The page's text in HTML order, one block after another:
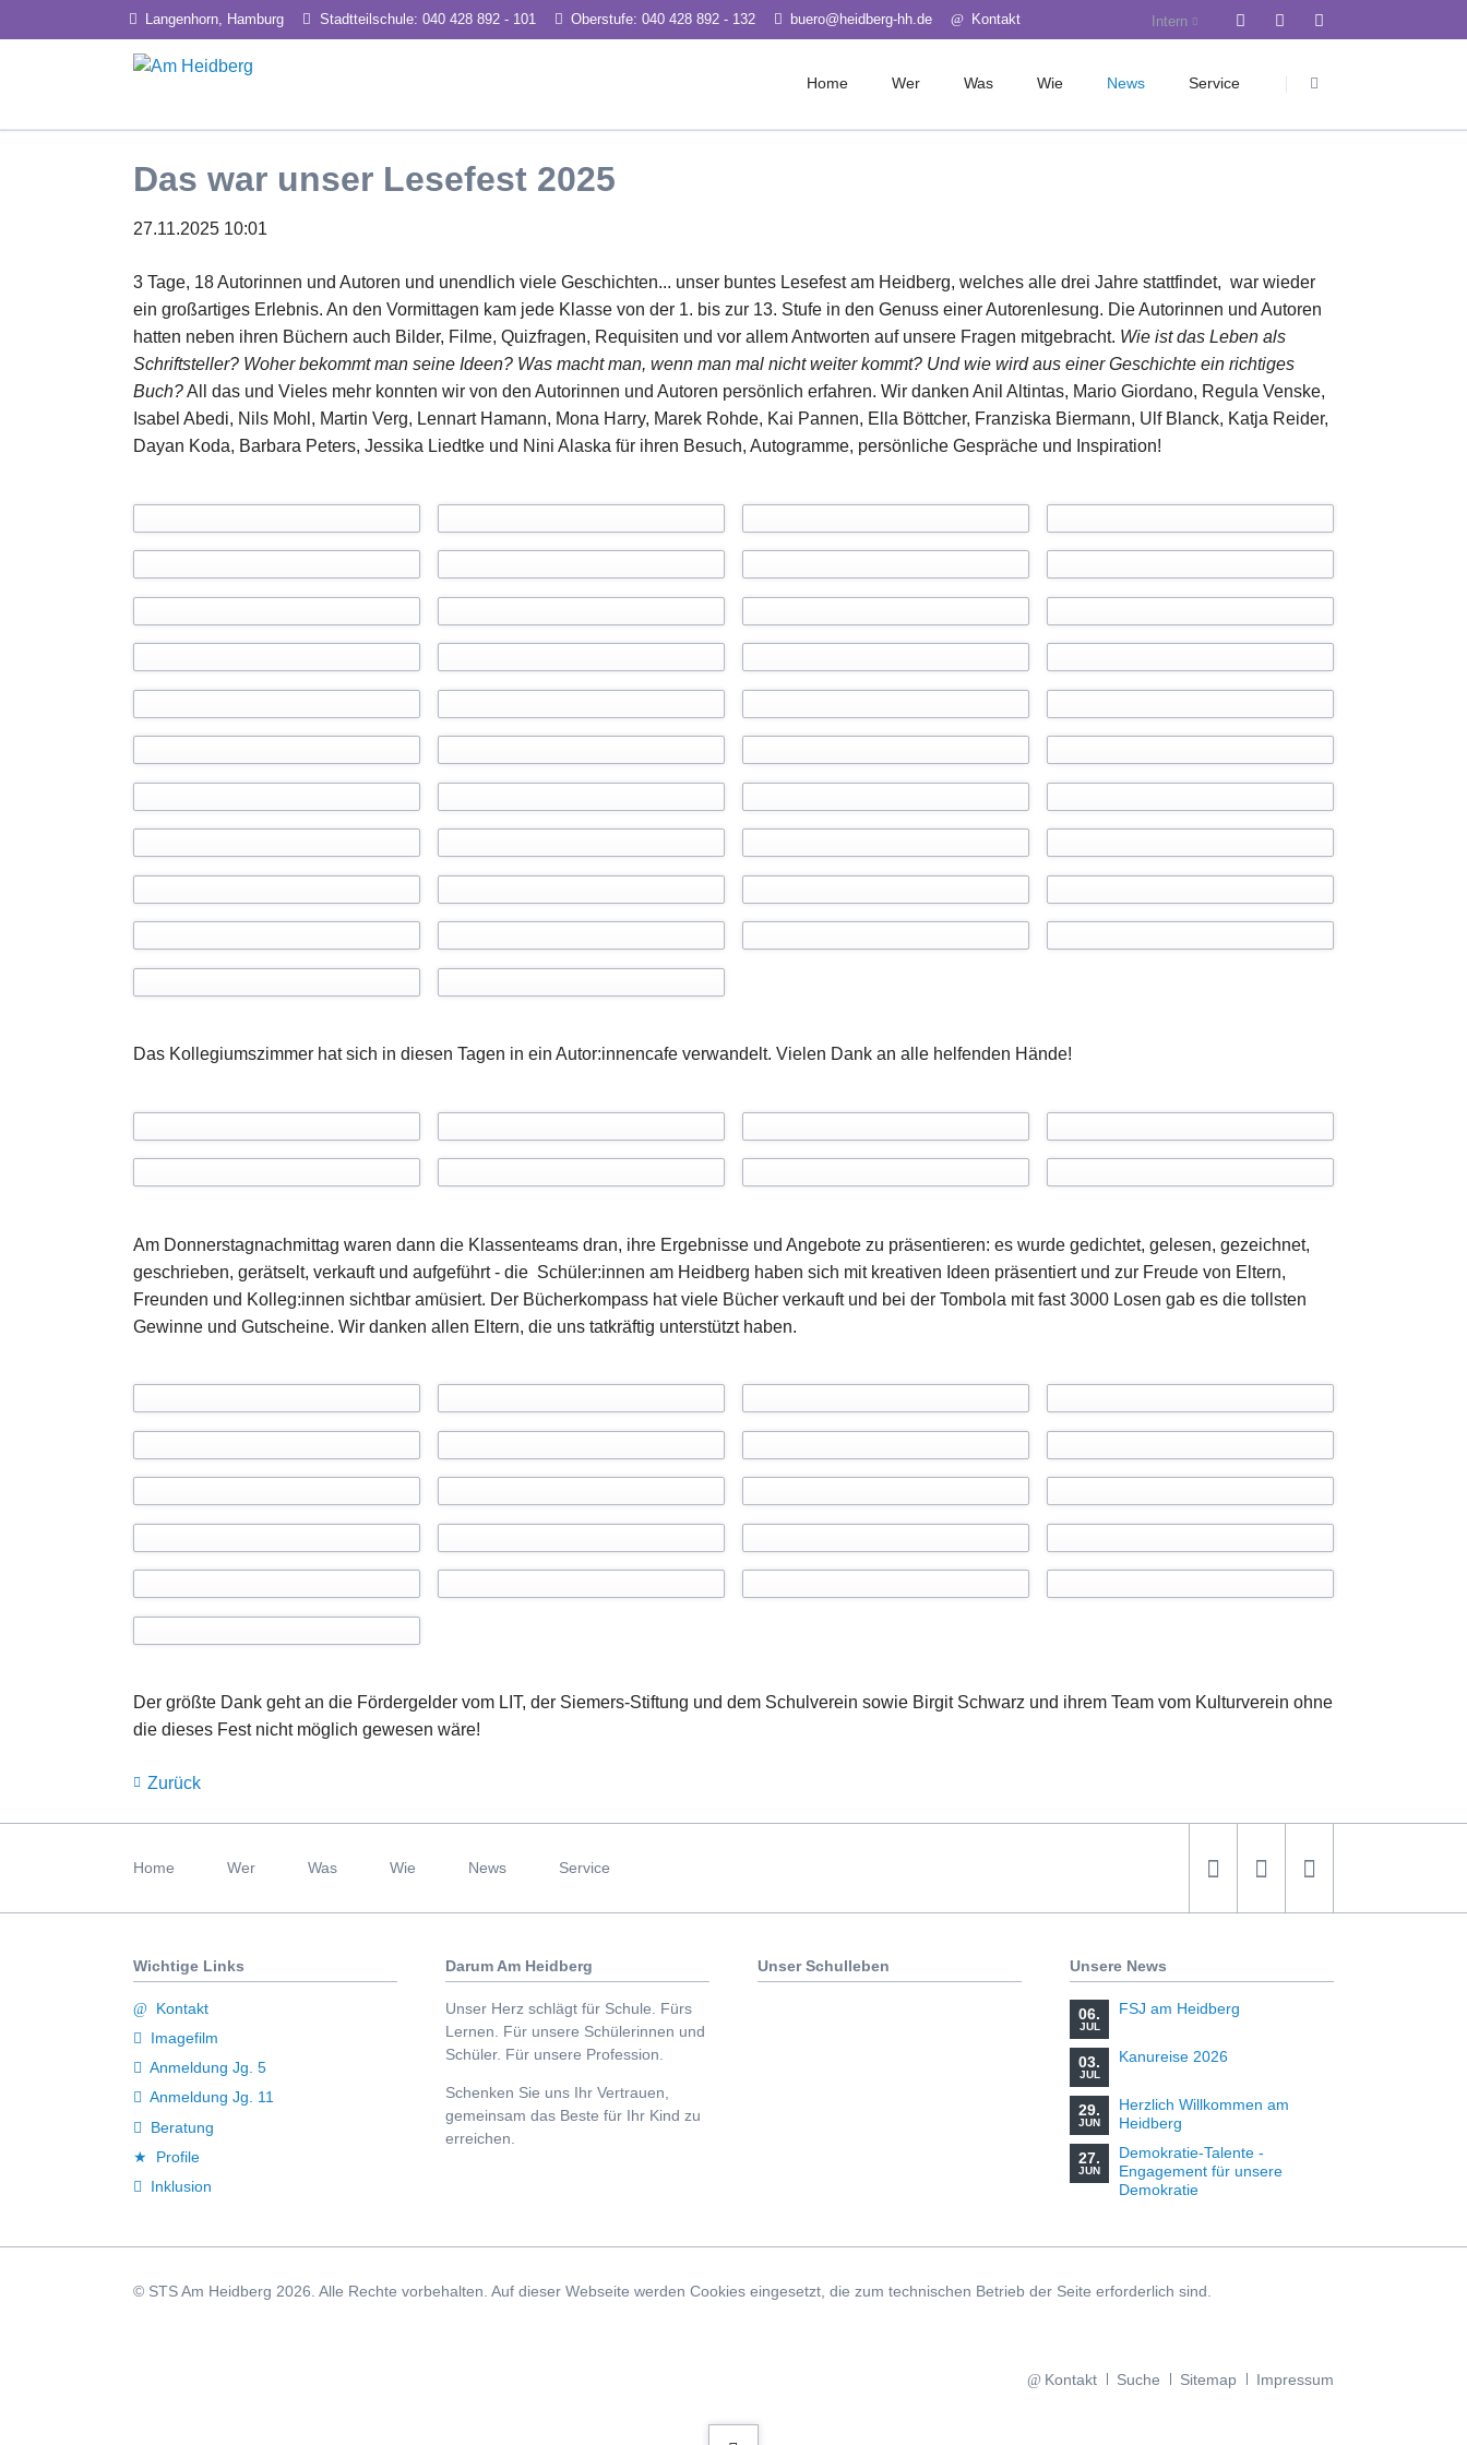
Langenhorn, Hamburg Stadtteilschule: 040 428 892 - 101 Oberstufe: 040 428 892 - 132 buero@heidberg-hh.de Kontakt Intern
überspringen
Home Wer
Berufs-/ Studienorientierung
Elternrat
Schulverein
Sportclub SiB
Organigramm
Was
Inklusion
Teams Jgg. 5-7
Wie
Ethos
Kommunikation
Fördern und Fordern
Beratungsdienst
Berufs-/ Studienorientierung
News Service
iServ
LMS Hamburg
Mensa
Schulkleidung
Das war unser Lesefest 2025
27.11.2025 10:01
3 Tage, 18 Autorinnen und Autoren und unendlich viele Geschichten... unser buntes Lesefest am Heidberg, welches alle drei Jahre stattfindet, war wieder
ein großartiges Erlebnis. An den Vormittagen kam jede Klasse von der 1. bis zur 13. Stufe in den Genuss einer Autorenlesung. Die Autorinnen und Autoren
hatten neben ihren Büchern auch Bilder, Filme, Quizfragen, Requisiten und vor allem Antworten auf unsere Fragen mitgebracht. Wie ist das Leben als
Schriftsteller? Woher bekommt man seine Ideen? Was macht man, wenn man mal nicht weiter kommt? Und wie wird aus einer Geschichte ein richtiges
Buch?All das und Vieles mehr konnten wir von den Autorinnen und Autoren persönlich erfahren. Wir danken Anil Altintas, Mario Giordano, Regula Venske,
Isabel Abedi, Nils Mohl, Martin Verg, Lennart Hamann, Mona Harry, Marek Rohde, Kai Pannen, Ella Böttcher, Franziska Biermann, Ulf Blanck, Katja Reider,
Dayan Koda, Barbara Peters, Jessika Liedtke und Nini Alaska für ihren Besuch, Autogramme, persönliche Gespräche und Inspiration!
Das Kollegiumszimmer hat sich in diesen Tagen in ein Autor:innencafe verwandelt. Vielen Dank an alle helfenden Hände!
Am Donnerstagnachmittag waren dann die Klassenteams dran, ihre Ergebnisse und Angebote zu präsentieren: es wurde gedichtet, gelesen, gezeichnet,
geschrieben, gerätselt, verkauft und aufgeführt - die Schüler:innen am Heidberg haben sich mit kreativen Ideen präsentiert und zur Freude von Eltern,
Freunden und Kolleg:innen sichtbar amüsiert. Der Bücherkompass hat viele Bücher verkauft und bei der Tombola mit fast 3000 Losen gab es die tollsten
Gewinne und Gutscheine. Wir danken allen Eltern, die uns tatkräftig unterstützt haben.
Der größte Dank geht an die Fördergelder vom LIT, der Siemers-Stiftung und dem Schulverein sowie Birgit Schwarz und ihrem Team vom Kulturverein ohne
die dieses Fest nicht möglich gewesen wäre!
Zurück
Home Wer Was Wie News Service
Wichtige Links
Kontakt
Imagefilm
Anmeldung Jg. 5
Anmeldung Jg. 11
Beratung
Profile
Inklusion
Darum Am Heidberg
Unser Herz schlägt für Schule. Fürs
Lernen. Für unsere Schülerinnen und
Schüler. Für unsere Profession.
Schenken Sie uns Ihr Vertrauen,
gemeinsam das Beste für Ihr Kind zu
erreichen.
Unser Schulleben Unsere News
06.
JUL
FSJ am Heidberg
03.
JUL
Kanureise 2026
29.
JUN
Herzlich Willkommen am
Heidberg
27.
JUN
Demokratie-Talente -
Engagement für unsere
Demokratie
© STS Am Heidberg 2026. Alle Rechte vorbehalten. Auf dieser Webseite werden Cookies eingesetzt, die zum technischen Betrieb der Seite erforderlich sind.
Navigation
Kontakt Suche Sitemap Impressum